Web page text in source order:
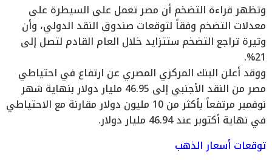
وتظهر قراءة التضخم أن مصر تعمل على السيطرة على
معدلات التضخم وفقاً لتوقعات صندوق النقد الدولي، وأن
وتيرة تراجع التضخم ستتزايد خلال العام القادم لتصل إلى
21%.
ووقد أعلن البنك المركزي المصري عن ارتفاع في احتياطي
مصر من النقد الأجنبي إلى 46.95 مليار دولار بنهاية شهر
نوفمبر مرتفعاً بأكثر من 10 مليون دولار مقارنة مع الاحتياطي
في نهاية أكتوبر عند 46.94 مليار دولار.
توقعات أسعار الذهب